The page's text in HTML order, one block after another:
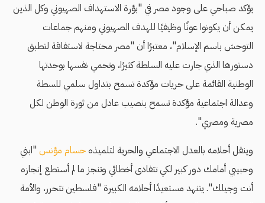
يؤكد صباحي على وجود مصر في "بؤرة الاستهداف الصهيوني وكل الذين
يمكن أن يكونوا عونًا وظيفيًا للهدف الصهيوني ومنهم جماعات
التوحش باسم الإسلام"، معتبرًا أن "مصر محتاجة لاستفاقة لتطبق
دستورها الذي جارت عليه السلطة كثيرًا، وتحمي نفسها بوحدتها
الوطنية القائمة على حريات مؤكدة تسمح بتداول سلمي للسطة
وعدالة اجتماعية مؤكدة تسمح بنصيب عادل من ثورة الوطن لكل
مصرية ومصري".
وينقل أحلامه بالعدل الاجتماعي والحرية لتلميذه حسام مؤنس "ابني
وحبيبي أمامك دور كبير لكي تتفادى أخطائي وتنجز ما لم أستطع إنجازه
أنت وجيلك". يتنهد مستعيدًا أحلامه الكبيرة "فلسطين تتحرر، والأمة